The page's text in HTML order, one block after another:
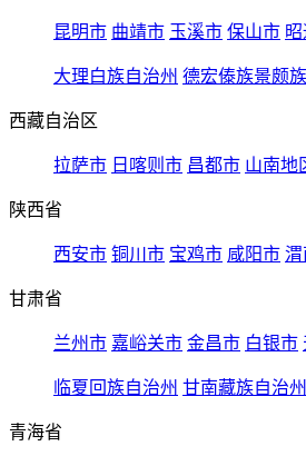
昆明市 曲靖市 玉溪市 保山市
大理白族自治州 德宏傣族景颇
西藏自治区
拉萨市 日喀则市 昌都市 山南地
陕西省
西安市 铜川市 宝鸡市 咸阳市 渭
甘肃省
兰州市 嘉峪关市 金昌市 白银市
临夏回族自治州 甘南藏族自治州
青海省